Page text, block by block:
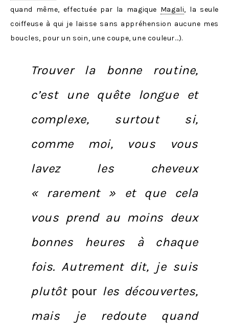
quand même, effectuée par la magique Magali, la seule
coiffeuse à qui je laisse sans appréhension aucune mes
boucles, pour un soin, une coupe, une couleur…).
Trouver la bonne routine,
c’est une quête longue et
complexe, surtout si,
comme moi, vous vous
lavez les cheveux
« rarement » et que cela
vous prend au moins deux
bonnes heures à chaque
fois. Autrement dit, je suis
plutôt pour les découvertes,
mais je redoute quand